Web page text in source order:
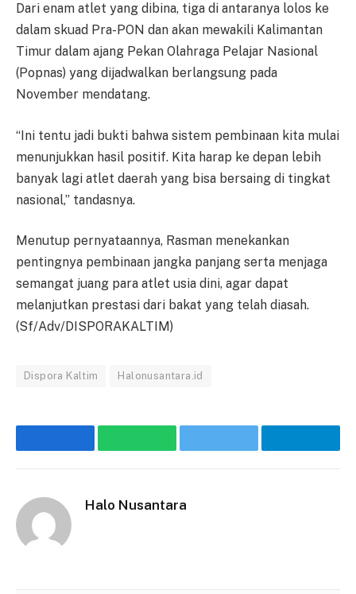
Dari enam atlet yang dibina, tiga di antaranya lolos ke
dalam skuad Pra-PON dan akan mewakili Kalimantan
Timur dalam ajang Pekan Olahraga Pelajar Nasional
(Popnas) yang dijadwalkan berlangsung pada
November mendatang.
“Ini tentu jadi bukti bahwa sistem pembinaan kita mulai
menunjukkan hasil positif. Kita harap ke depan lebih
banyak lagi atlet daerah yang bisa bersaing di tingkat
nasional,” tandasnya.
Menutup pernyataannya, Rasman menekankan
pentingnya pembinaan jangka panjang serta menjaga
semangat juang para atlet usia dini, agar dapat
melanjutkan prestasi dari bakat yang telah diasah.
(Sf/Adv/DISPORAKALTIM)
Dispora Kaltim Halonusantara.id
Facebook WhatsApp Twitter
Halo Nusantara